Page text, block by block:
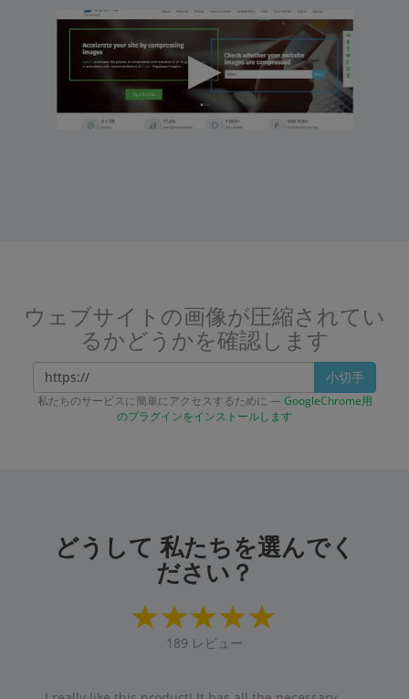
ウェブサイトの画像が圧縮されてい
るかどうかを確認します
小切手
私たちのサービスに簡単にアクセスするために —GoogleChrome用
のプラグインをインストールします
どうして 私たちを選んでく
ださい？
189 レビュー